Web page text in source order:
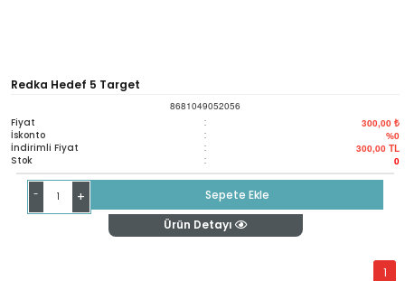
Redka Hedef 5 Target
8681049052056
Fiyat : 300,00 ₺
İskonto : %0
İndirimli Fiyat : 300,00 TL
Stok : 0
- +
Sepete Ekle
Ürün Detayı
1